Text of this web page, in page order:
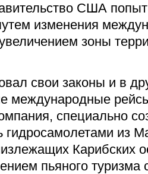
США
изменения
зоны
свои законы и в
международные
специально
гидросамолетами из
Карибских
пьяного туризма